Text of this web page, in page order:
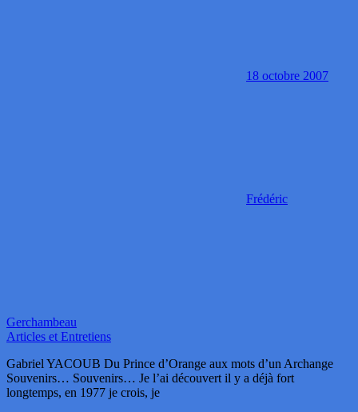
18 octobre 2007
Frédéric
Gerchambeau
Articles et Entretiens
Gabriel YACOUB Du Prince d’Orange aux mots d’un Archange
Souvenirs… Souvenirs… Je l’ai découvert il y a déjà fort
longtemps, en 1977 je crois, je